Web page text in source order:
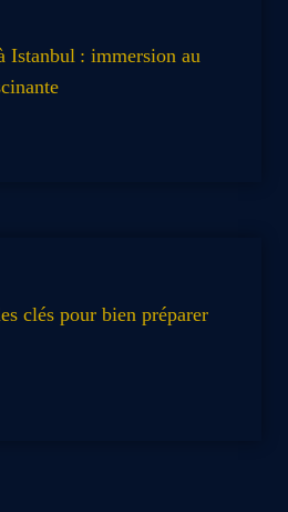
Istanbul : immersion au
clés pour bien préparer